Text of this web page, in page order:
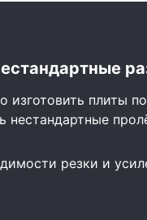
изготовить плиты
нестандартные
резки и